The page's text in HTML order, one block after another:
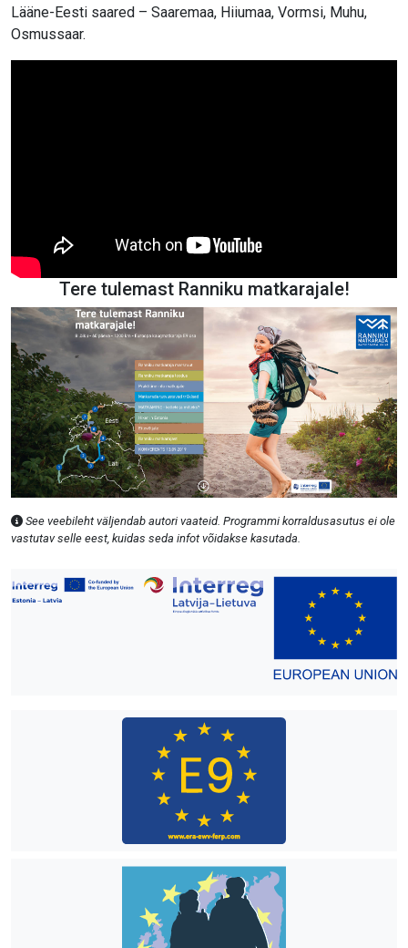
Lääne-Eesti saared – Saaremaa, Hiiumaa, Vormsi, Muhu,
Osmussaar.
Tere tulemast Ranniku matkarajale!
See veebileht väljendab autori vaateid. Programmi korraldusasutus ei ole
vastutav selle eest, kuidas seda infot võidakse kasutada.